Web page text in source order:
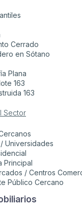
Cerrado
en Sótano
Plana
163
163
Sector
Universidades
Principal
/ Centros
Público Cercano